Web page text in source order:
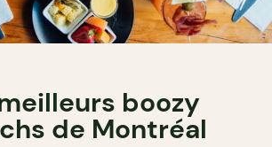
boozy
de Montréal